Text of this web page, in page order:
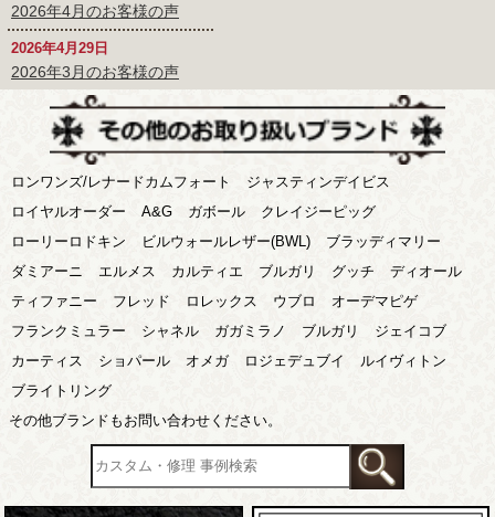
2026年4月のお客様の声
2026年4月29日
2026年3月のお客様の声
ロンワンズ/レナードカムフォート
ジャスティンデイビス
ロイヤルオーダー
A&G ガボール
クレイジーピッグ
ローリーロドキン
ビルウォールレザー(BWL)
ブラッディマリー
ダミアーニ
エルメス カルティエ ブルガリ グッチ
ディオール
ティファニー
フレッド ロレックス ウブロ
オーデマピゲ
フランクミュラー
シャネル ガガミラノ ブルガリ
ジェイコブ
カーティス
ショパール オメガ ロジェデュブイ
ルイヴィトン
ブライトリング
その他ブランドもお問い合わせください。